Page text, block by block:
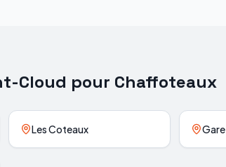
Cloud pour Chaffoteaux
Les Coteaux Gare